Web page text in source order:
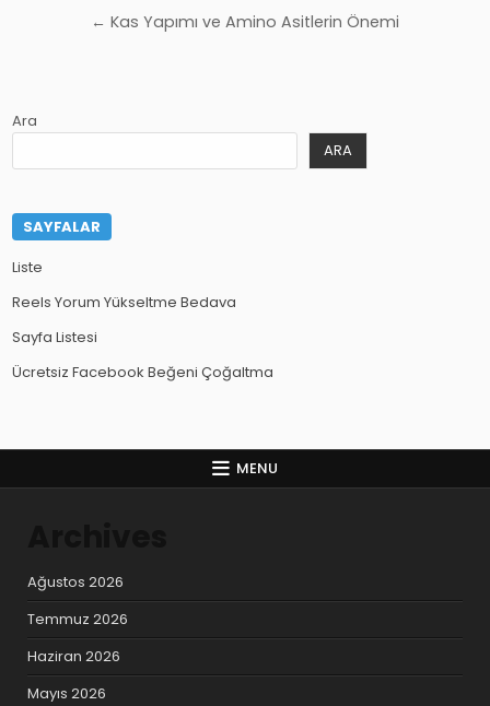
← Kas Yapımı ve Amino Asitlerin Önemi
Ara
ARA
SAYFALAR
Liste
Reels Yorum Yükseltme Bedava
Sayfa Listesi
Ücretsiz Facebook Beğeni Çoğaltma
MENU
Ağustos 2026
Temmuz 2026
Haziran 2026
Mayıs 2026